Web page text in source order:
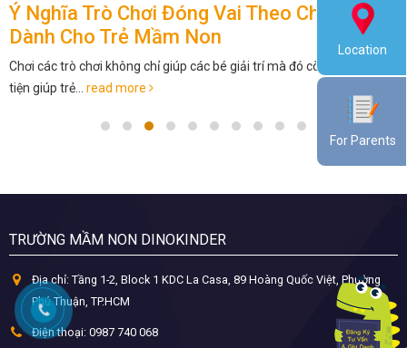
Ý Nghĩa Trò Chơi Đóng Vai Theo Chủ Đề
Dành Cho Trẻ Mầm Non
Chơi các trò chơi không chỉ giúp các bé giải trí mà đó còn là phương
tiện giúp trẻ... read more
TRƯỜNG MẦM NON DINOKINDER
Địa chỉ: Tầng 1-2, Block 1 KDC La Casa, 89 Hoàng Quốc Việt, Phường
Phú Thuận, TP.HCM
Điện thoại: 0987 740 068
Location
For Parents